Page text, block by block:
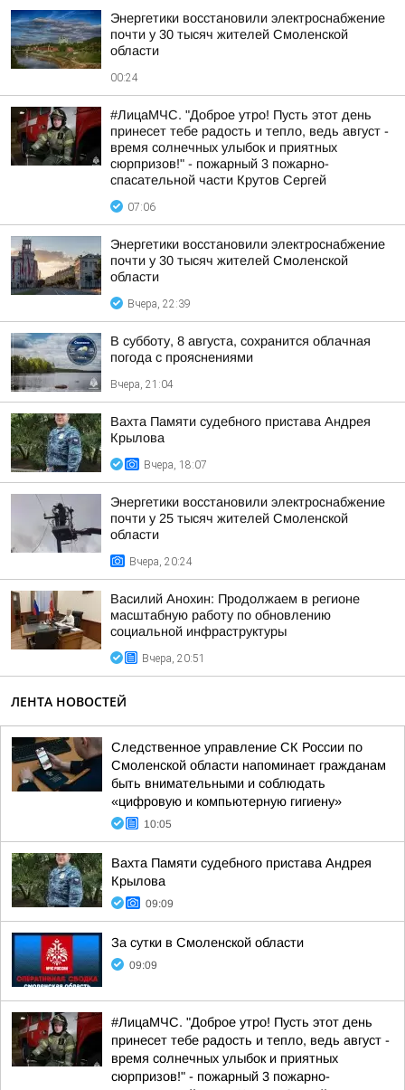
Энергетики восстановили электроснабжение
почти у 30 тысяч жителей Смоленской
области
00:24
#ЛицаМЧС. "Доброе утро! Пусть этот день
принесет тебе радость и тепло, ведь август -
время солнечных улыбок и приятных
сюрпризов!" - пожарный 3 пожарно-
спасательной части Крутов Сергей
07:06
Энергетики восстановили электроснабжение
почти у 30 тысяч жителей Смоленской
области
Вчера, 22:39
В субботу, 8 августа, сохранится облачная
погода с прояснениями
Вчера, 21:04
Вахта Памяти судебного пристава Андрея
Крылова
Вчера, 18:07
Энергетики восстановили электроснабжение
почти у 25 тысяч жителей Смоленской
области
Вчера, 20:24
Василий Анохин: Продолжаем в регионе
масштабную работу по обновлению
социальной инфраструктуры
Вчера, 20:51
ЛЕНТА НОВОСТЕЙ
Следственное управление СК России по
Смоленской области напоминает гражданам
быть внимательными и соблюдать
«цифровую и компьютерную гигиену»
10:05
Вахта Памяти судебного пристава Андрея
Крылова
09:09
За сутки в Смоленской области
09:09
#ЛицаМЧС. "Доброе утро! Пусть этот день
принесет тебе радость и тепло, ведь август -
время солнечных улыбок и приятных
сюрпризов!" - пожарный 3 пожарно-